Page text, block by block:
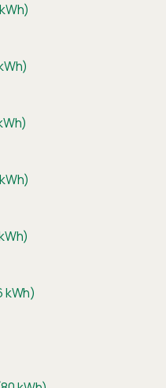
kWh)